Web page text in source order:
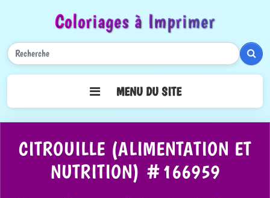
Coloriages à Imprimer
MENU DU SITE
CITROUILLE (ALIMENTATION ET
NUTRITION) #166959